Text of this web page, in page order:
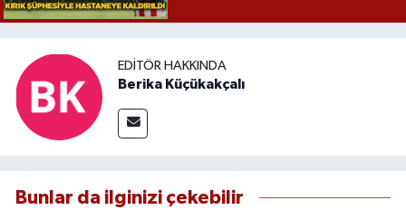
EDITÖR HAKKINDA
Berika Küçükakçalı
Bunlar da ilginizi çekebilir